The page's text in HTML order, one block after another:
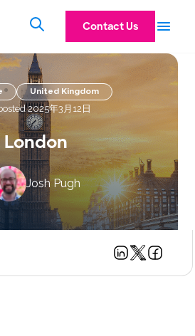
Contact Us
United Kingdom
2025年3月12日
London
Josh Pugh